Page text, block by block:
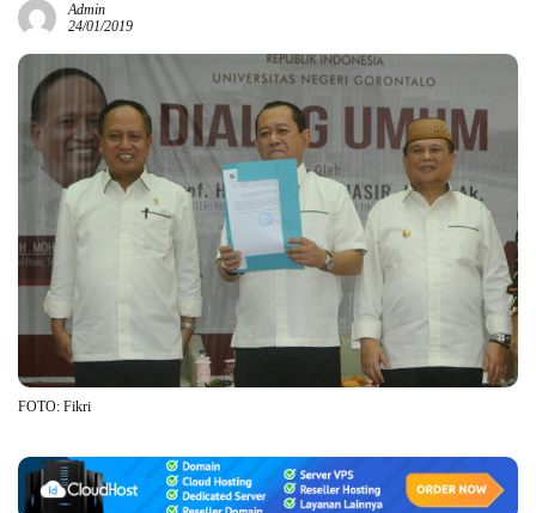
Admin
24/01/2019
FOTO: Fikri